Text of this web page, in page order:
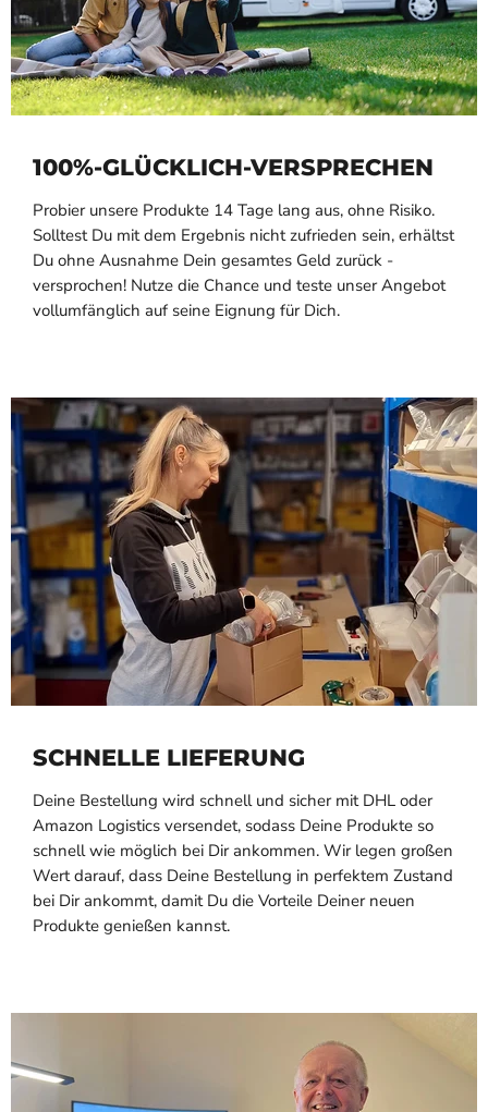
100%-GLÜCKLICH-VERSPRECHEN
Probier unsere Produkte 14 Tage lang aus, ohne Risiko.
Solltest Du mit dem Ergebnis nicht zufrieden sein, erhältst
Du ohne Ausnahme Dein gesamtes Geld zurück -
versprochen! Nutze die Chance und teste unser Angebot
vollumfänglich auf seine Eignung für Dich.
SCHNELLE LIEFERUNG
Deine Bestellung wird schnell und sicher mit DHL oder
Amazon Logistics versendet, sodass Deine Produkte so
schnell wie möglich bei Dir ankommen. Wir legen großen
Wert darauf, dass Deine Bestellung in perfektem Zustand
bei Dir ankommt, damit Du die Vorteile Deiner neuen
Produkte genießen kannst.